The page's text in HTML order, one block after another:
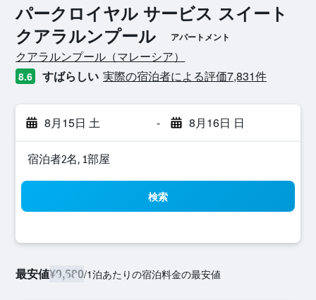
パークロイヤル サービス スイート
クアラルンプール
アパートメント
0​クラス評価
クアラルンプール​（マレーシア​）​
8.6 すばらしい 実際の宿泊者による評価7,831​件
8月15日 土 - 8月16日 日
宿泊者2名, 1​部屋
検索
最安値¥9,580/1泊あたりの宿泊料金の最安値